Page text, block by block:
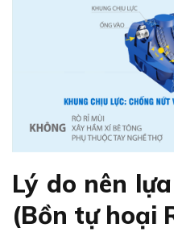
Lý do nên
(Bồn tự hoại